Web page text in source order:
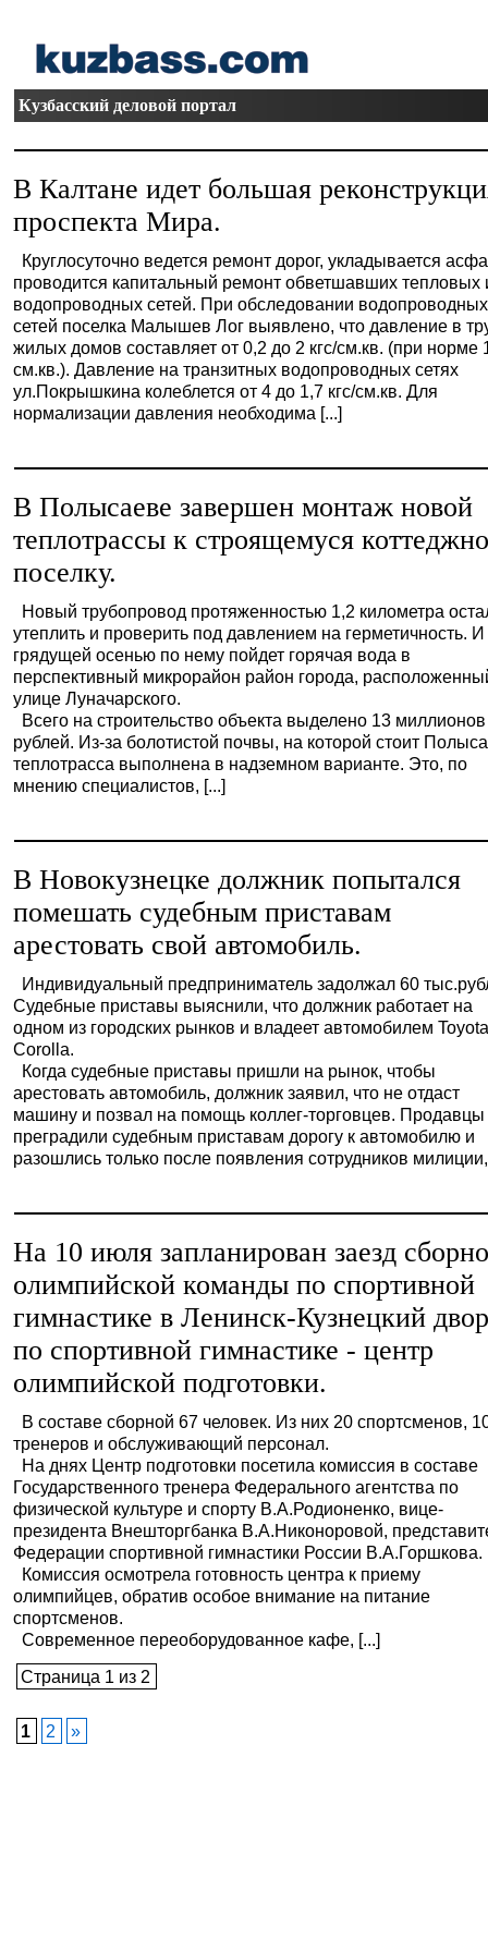
Кузбасский деловой портал
В Калтане идет большая
проспекта Мира.
Круглосуточно ведется ремонт дорог, укладывается
проводится капитальный ремонт обветшавших тепловых
водопроводных сетей. При обследовании водопроводных
сетей поселка Малышев Лог выявлено, что давление в
жилых домов составляет от 0,2 до 2 кгс/см.кв. (при норме
см.кв.). Давление на транзитных водопроводных сетях
ул.Покрышкина колеблется от 4 до 1,7 кгс/см.кв. Для
нормализации давления необходима [...]
В Полысаеве завершен монтаж новой
теплотрассы к строящемуся
поселку.
Новый трубопровод протяженностью 1,2 километра
утеплить и проверить под давлением на герметичность.
грядущей осенью по нему пойдет горячая вода в
перспективный микрорайон район города,
улице Луначарского.
Всего на строительство объекта выделено 13 миллионов
рублей. Из-за болотистой почвы, на которой стоит
теплотрасса выполнена в надземном варианте. Это, по
мнению специалистов, [...]
В Новокузнецке должник попытался
помешать судебным приставам
арестовать свой автомобиль.
Индивидуальный предприниматель задолжал 60
Судебные приставы выяснили, что должник работает на
одном из городских рынков и владеет автомобилем
Corolla.
Когда судебные приставы пришли на рынок, чтобы
арестовать автомобиль, должник заявил, что не отдаст
машину и позвал на помощь коллег-торговцев. Продавцы
преградили судебным приставам дорогу к автомобилю и
разошлись только после появления сотрудников
На 10 июля запланирован заезд
олимпийской команды по спортивной
гимнастике в Ленинск-Кузнецкий
по спортивной гимнастике - центр
олимпийской подготовки.
В составе сборной 67 человек. Из них 20 спортсменов,
тренеров и обслуживающий персонал.
На днях Центр подготовки посетила комиссия в составе
Государственного тренера Федерального агентства по
физической культуре и спорту В.А.Родионенко, вице-
президента Внешторгбанка В.А.Никоноровой,
Федерации спортивной гимнастики России В.А.Горшкова.
Комиссия осмотрела готовность центра к приему
олимпийцев, обратив особое внимание на питание
спортсменов.
Современное переоборудованное кафе, [...]
Страница 1 из 2
1 2 »